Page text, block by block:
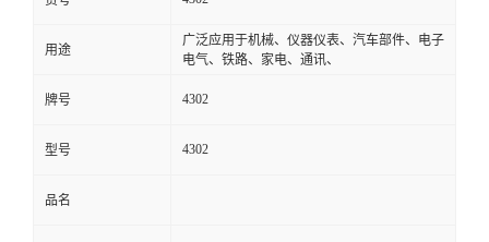
用途
广泛应用于机械、仪器仪表、汽车部件、电子
电气、铁路、家电、通讯、
牌号 4302
型号 4302
品名